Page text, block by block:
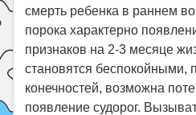
смерть ребенка в раннем
порока характерно
признаков на 2-3 месяце
становятся беспокойными,
конечностей, возможна
появление судорог.